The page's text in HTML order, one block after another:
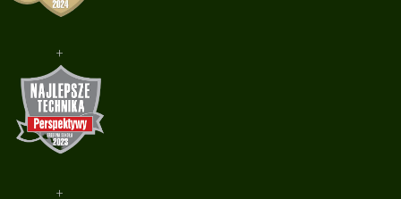
+
+